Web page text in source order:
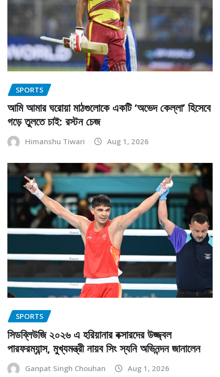
SPORTS
আমি আমার ঘরোয়া মাঠগুলোকে একটি ‘অভেদ কেল্লা’ হিসেবে
গড়ে তুলতে চাই: রস্টন চেজ
Himanshu Tiwari Aug 1, 2026
SPORTS
সিডব্লিউজি ২০২৬ এ হরিয়ানার বক্সারদের উজ্জ্বল
পারফরম্যান্স, মুখ্যমন্ত্রী নায়ব সিং স্যনি অভিনন্দন জানালেন
Ganpat Singh Chouhan Aug 1, 2026